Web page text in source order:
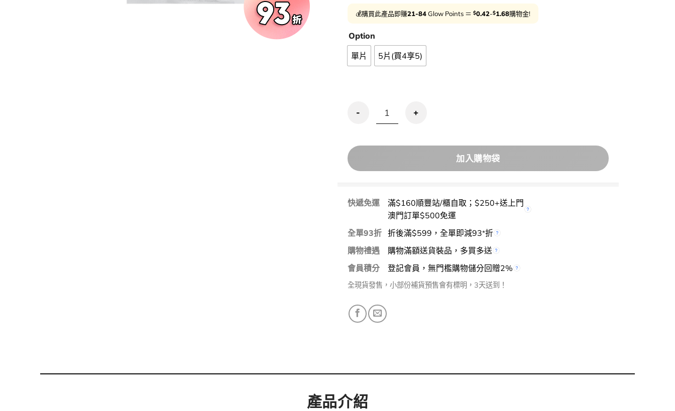
💰購買此產品即賺21-84Glow Points ＝ $0.42-$1.68購物金!
Option
單片 5片(買4享5)
買4享5！【微針精華+面膜包】VT Reedle Shot 300 2 Step Mask 積雪草塗抹式微針300
加入購物袋
快遞免運
滿$160順豐站/櫃自取；$250+送上門
澳門訂單$500免運
全單93折 折後滿$599，全單即減93*折
購物禮遇
購物滿額送貨裝品，多買多送
會員積分
登記會員，無門檻購物儲分回贈2%
全現貨發售，小部份補貨預售會有標明，3天送到！
產品介紹